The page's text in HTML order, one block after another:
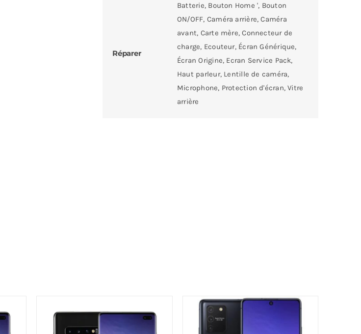
Réparer
Batterie, Bouton Home ', Bouton
ON/OFF, Caméra arrière, Caméra
avant, Carte mère, Connecteur de
charge, Ecouteur, Écran Générique,
Écran Origine, Ecran Service Pack,
Haut parleur, Lentille de caméra,
Microphone, Protection d'écran, Vitre
arrière